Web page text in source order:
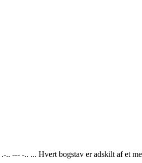
.. --- -.. ... Hvert bogstav er adskilt af et